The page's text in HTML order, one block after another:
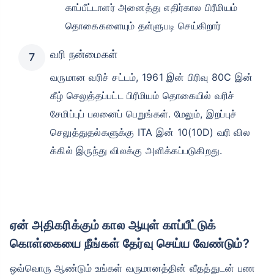
காப்பீட்டாளர் அனைத்து எதிர்கால பிரீமியம்
தொகைகளையும் தள்ளுபடி செய்கிறார்
வரி நன்மைகள்
வருமான வரிச் சட்டம், 1961 இன் பிரிவு 80C இன்
கீழ் செலுத்தப்பட்ட பிரீமியம் தொகையில் வரிச்
சேமிப்புப் பலனைப் பெறுங்கள். மேலும், இறப்புச்
செலுத்துதல்களுக்கு ITA இன் 10(10D) வரி வில
க்கில் இருந்து விலக்கு அளிக்கப்படுகிறது.
ஏன் அதிகரிக்கும் கால ஆயுள் காப்பீட்டுக்
கொள்கையை நீங்கள் தேர்வு செய்ய வேண்டும்?
ஒவ்வொரு ஆண்டும் உங்கள் வருமானத்தின் வீதத்துடன் பண